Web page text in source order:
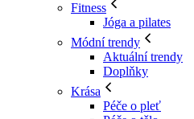
Fitness
Jóga a pilates
Módní trendy
Aktuální trendy
Doplňky
Krása
Péče o pleť